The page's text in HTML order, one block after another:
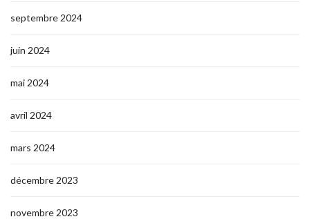
septembre 2024
juin 2024
mai 2024
avril 2024
mars 2024
décembre 2023
novembre 2023